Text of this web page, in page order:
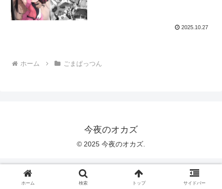
2025.10.27
ホーム ごまぱっつん
今夜のオカズ
© 2025 今夜のオカズ.
ホーム 検索 トップ サイドバー